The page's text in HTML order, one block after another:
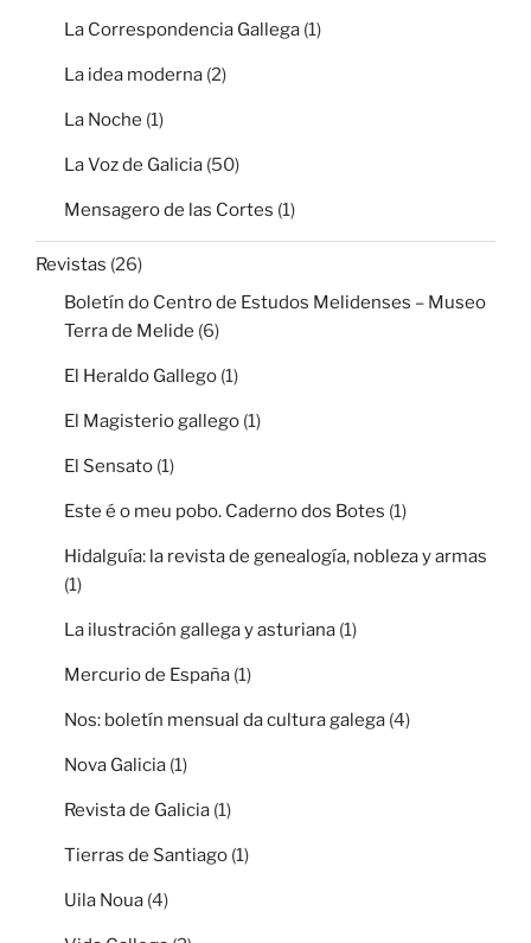
La Correspondencia Gallega (1)
La idea moderna (2)
La Noche (1)
La Voz de Galicia (50)
Mensagero de las Cortes (1)
Revistas (26)
Boletín do Centro de Estudos Melidenses – Museo
Terra de Melide (6)
El Heraldo Gallego (1)
El Magisterio gallego (1)
El Sensato (1)
Este é o meu pobo. Caderno dos Botes (1)
Hidalguía: la revista de genealogía, nobleza y armas
(1)
La ilustración gallega y asturiana (1)
Mercurio de España (1)
Nos: boletín mensual da cultura galega (4)
Nova Galicia (1)
Revista de Galicia (1)
Tierras de Santiago (1)
Uila Noua (4)